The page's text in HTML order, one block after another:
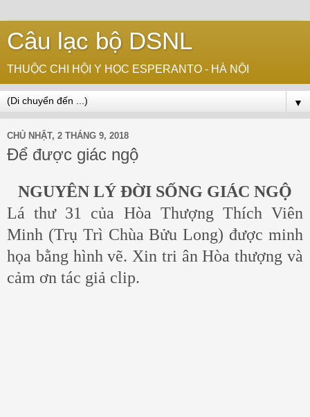
Câu lạc bộ DSNL
THUỘC CHI HỘI Y HỌC ESPERANTO - HÀ NỘI
▼
CHỦ NHẬT, 2 THÁNG 9, 2018
Để được giác ngộ
NGUYÊN LÝ ĐỜI SỐNG GIÁC NGỘ
Lá thư 31 của Hòa Thượng Thích Viên
Minh (Trụ Trì Chùa Bửu Long) được minh
họa bằng hình vẽ. Xin tri ân Hòa thượng và
cảm ơn tác giả clip.